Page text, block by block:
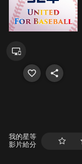
我的星等
影片給分